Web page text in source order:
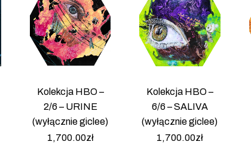
Kolekcja HBO –
2/6 – URINE
(wyłącznie giclee)
1,700.00zł
Kolekcja HBO –
6/6 – SALIVA
(wyłącznie giclee)
1,700.00zł